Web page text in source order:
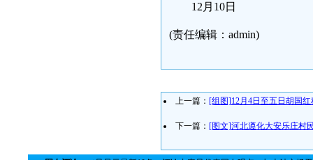
12月10日
(责任编辑：admin)
上一篇： [组图]12月4日至五日胡国
下一篇： [图文]河北遵化大安乐庄村